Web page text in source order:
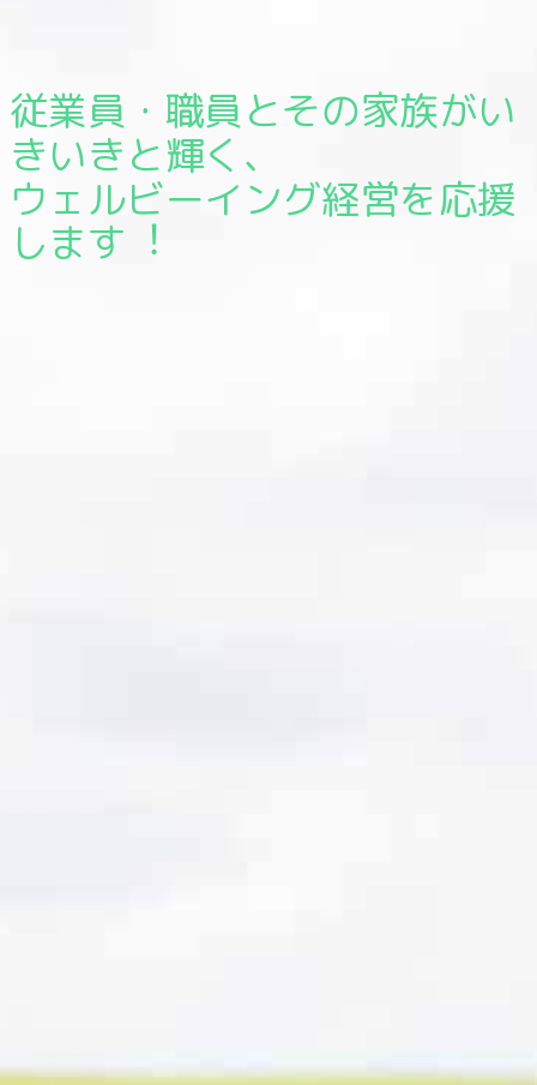
従業員・職員とその家族がい
きいきと輝く、
ウェルビーイング経営を応援
します︕